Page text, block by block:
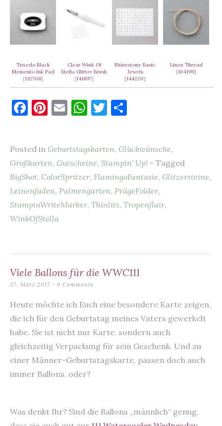
Tuxedo Black
Memento Ink Pad
[132708]
Clear Wink Of
Stella Glitter Brush
[141897]
Rhinestone Basic
Jewels
[144220]
Linen Thread
[104199]
F
e
b
o
o
k
Pi
es
t
E
l
W
s
A
p
p
T
te
r
n
Posted in Geburtstagskarten, Glückwünsche,
Grußkarten, Gutscheine, Stampin' Up! - Tagged
BigShot, ColorSpritzer, FlamingoFantasie, Glitzersteine,
Leinenfaden, Palmengarten, PrägeFolder,
StampinWriteMarker, Thinlits, Tropenflair,
WinkOfStella
Viele Ballons für die WWC111
27. März 2017 6 Comments
Heute möchte ich Euch eine besondere Karte zeigen,
die ich für den Geburtstag meines Vaters gewerkelt
habe. Sie ist nicht nur Karte, sondern auch
gleichzeitig Verpackung für sein Geschenk. Und zu
einer Männer-Geburtstagskarte, passen doch auch
immer Ballons, oder?
Was denkt Ihr? Sind die Ballons „männlich“ genug,